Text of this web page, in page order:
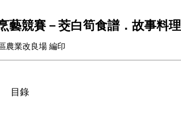
藝競賽－茭白筍食譜．故事料理
農業改良場 編印
目錄